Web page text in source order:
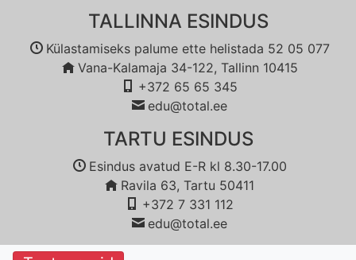
TALLINNA ESINDUS
Külastamiseks palume ette helistada 52 05 077
Vana-Kalamaja 34-122, Tallinn 10415
+372 65 65 345
edu@total.ee
TARTU ESINDUS
Esindus avatud E-R kl 8.30-17.00
Ravila 63, Tartu 50411
+372 7 331 112
edu@total.ee